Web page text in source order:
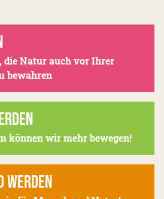
die Natur auch vor Ihrer
bewahren
können wir mehr bewegen!
WERDEN